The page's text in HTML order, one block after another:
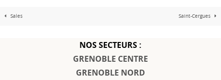
Sales Saint-Cergues
NOS SECTEURS :
GRENOBLE CENTRE
GRENOBLE NORD